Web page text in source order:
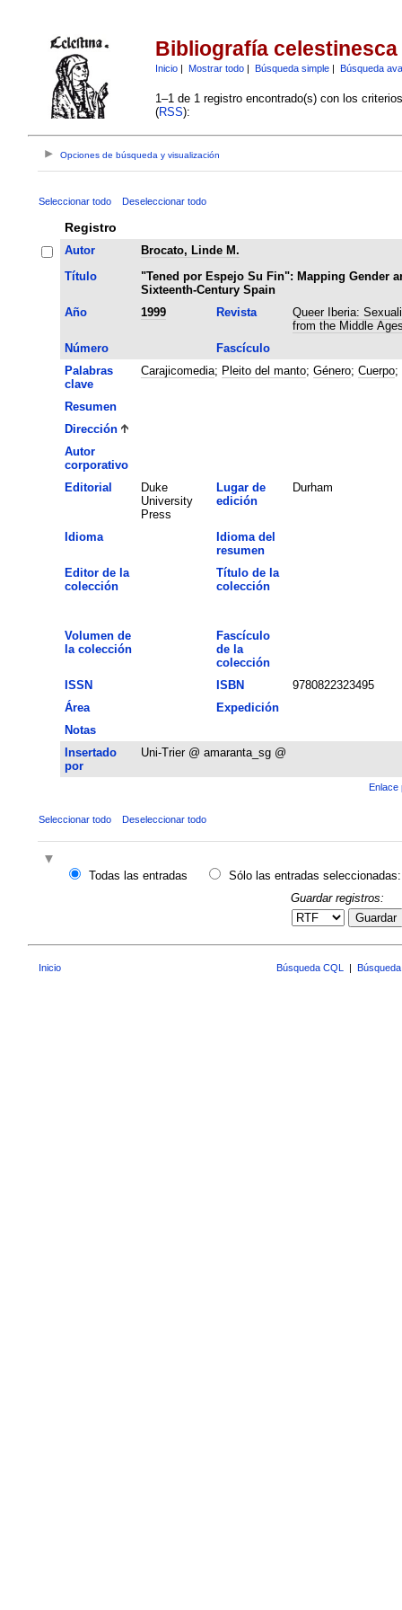
Bibliografía celestinesca
Inicio| Mostrar todo| Búsqueda simple| Búsqueda
1–1 de 1 registro encontrado(s) con los
(RSS):
Opciones de búsqueda y visualización
Seleccionar todo Deseleccionar todo
Registro
Autor
Brocato, Linde M.
Título
"Tened por Espejo Su Fin": Mapping Gender
Sixteenth-Century Spain
Año
1999 Revista
Queer Iberia:
from the Middle
Número
Fascículo
Palabras
clave
Carajicomedia; Pleito del manto; Género; Cuerpo;
Resumen
Dirección
Autor
corporativo
Editorial
Duke
University
Press
Lugar de
edición
Durham
Idioma
Idioma del
resumen
Editor de la
colección
Título de la
colección
Volumen de
la colección
Fascículo
de la
colección
ISSN
ISBN
9780822323495
Área
Expedición
Notas
Insertado
por
Uni-Trier @ amaranta_sg @
Enlace
Seleccionar todo Deseleccionar todo
Todas las entradas
Sólo las entradas seleccionadas:
Guardar registros:
Guardar
Inicio Búsqueda CQL